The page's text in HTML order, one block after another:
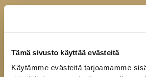
Tämä sivusto käyttää evästeitä
Käytämme evästeitä tarjoamamme
Helatukku Finland Oy
60100 Seinäjoki
puh029-123 9400